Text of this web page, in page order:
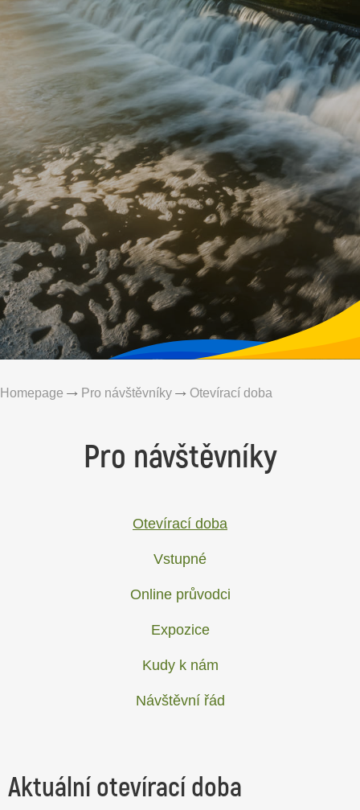
Homepage Pro návštěvníky Otevírací doba
Pro návštěvníky
Otevírací doba
Vstupné
Online průvodci
Expozice
Kudy k nám
Návštěvní řád
Aktuální otevírací doba